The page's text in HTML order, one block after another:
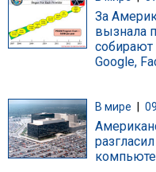
За
вызнала
собирают
Google,
В мире